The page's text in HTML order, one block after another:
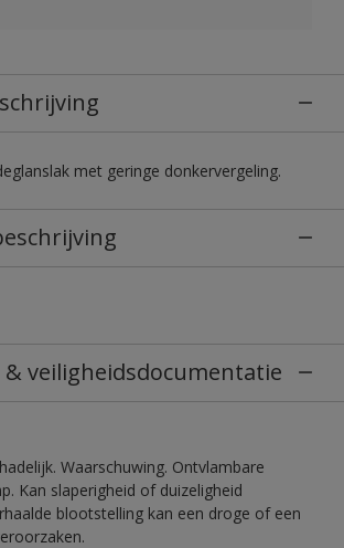
met geringe donkervergeling.
& veiligheidsdocumentatie
Waarschuwing. Ontvlambare
Kan slaperigheid of duizeligheid
blootstelling kan een droge of een